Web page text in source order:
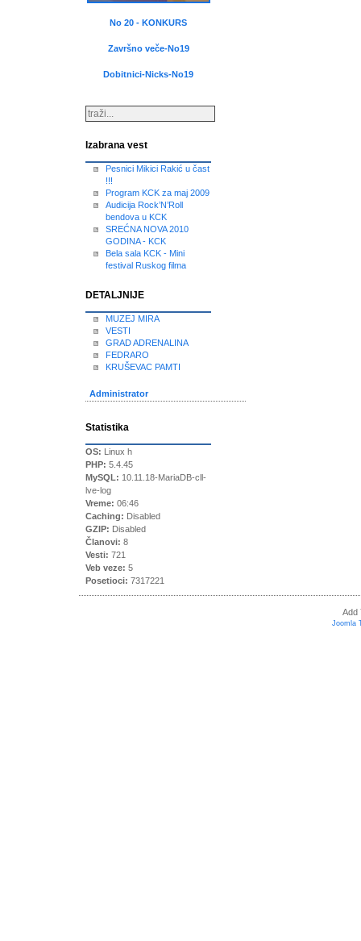
No 20 - KONKURS
Završno veče-No19
Dobitnici-Nicks-No19
Izabrana vest
Pesnici Mikici Rakić u čast
!!!
Program KCK za maj 2009
Audicija Rock’N’Roll
bendova u KCK
SREĆNA NOVA 2010
GODINA - KCK
Bela sala KCK - Mini
festival Ruskog filma
DETALJNIJE
MUZEJ MIRA
VESTI
GRAD ADRENALINA
FEDRARO
KRUŠEVAC PAMTI
Administrator
Statistika
OS: Linux h
PHP: 5.4.45
MySQL: 10.11.18-MariaDB-cll-
lve-log
Vreme: 06:46
Caching: Disabled
GZIP: Disabled
Članovi: 8
Vesti: 721
Veb veze: 5
Posetioci: 7317221
Add
Joomla